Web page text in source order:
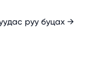
руу буцах →